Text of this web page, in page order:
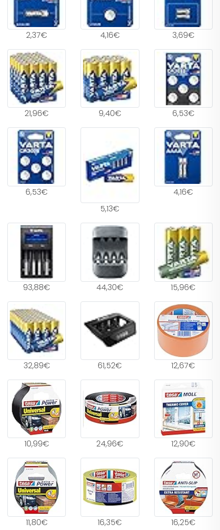
2,37€ 4,16€ 3,69€
21,96€ 9,40€ 6,53€
6,53€
5,13€
4,16€
93,88€ 44,30€ 15,96€
32,89€ 61,52€ 12,67€
10,99€ 24,96€ 12,90€
11,80€ 16,35€ 16,25€